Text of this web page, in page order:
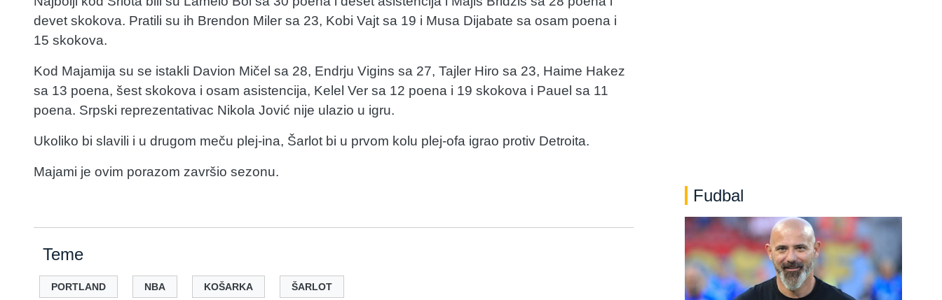
devet skokova. Pratili su ih Brendon Miler sa 23, Kobi Vajt sa 19 i Musa Dijabate sa osam poena i
15 skokova.
Kod Majamija su se istakli Davion Mičel sa 28, Endrju Vigins sa 27, Tajler Hiro sa 23, Haime Hakez
sa 13 poena, šest skokova i osam asistencija, Kelel Ver sa 12 poena i 19 skokova i Pauel sa 11
poena. Srpski reprezentativac Nikola Jović nije ulazio u igru.
Ukoliko bi slavili i u drugom meču plej-ina, Šarlot bi u prvom kolu plej-ofa igrao protiv Detroita.
Majami je ovim porazom završio sezonu.
Teme
PORTLAND NBA KOŠARKA ŠARLOT
Fudbal